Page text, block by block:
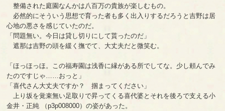
整備された庭園なんかは八百万の貴族が楽しむもの。
必然的にそういう思想で育った者も多く出入りするだろうと吉野は居
心地の悪さを感じていたのだ。
「問題無い。今日は貸し切りにして貰ったのだ」
遮那は吉野の頭を緩く撫でて、大丈夫だと微笑む。
「ほっほっほ。この福寿園は浅香に縁がある所でしてな。少し頼んでみ
たのですじゃ……おっと」
「喜代さん大丈夫ですか？ 掴まってください」
上り坂を覚束無い足取りで昇ってくる喜代婆とそれを後ろで支える小
金井・正純 （p3p008000）の姿があった。